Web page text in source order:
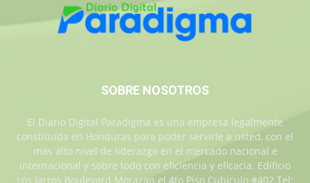
SOBRE NOSOTROS
El Diario Digital Paradigma es una empresa legalmente
constituida en Honduras para poder servirle a usted, con el
más alto nivel de liderazgo en el mercado nacional e
internacional y sobre todo con eficiencia y eficacia. Edificio
Los Jarros Boulevard Morazan el 4to Piso Cubiculo #402 Tel: